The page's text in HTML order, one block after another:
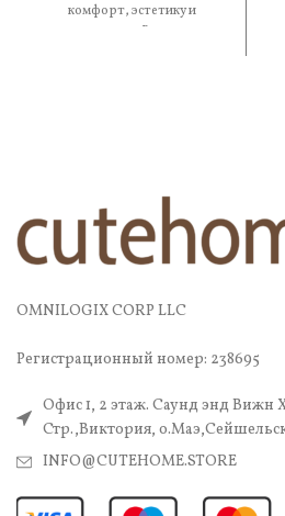
комфорт, эстетику и
практичность. В составе —
OMNILOGIX CORP LLC
Регистрационный номер: 238695
Офис 1, 2 этаж. Саунд энд Вижн
Стр.,Виктория,
INFO@CUTEHOME.STORE